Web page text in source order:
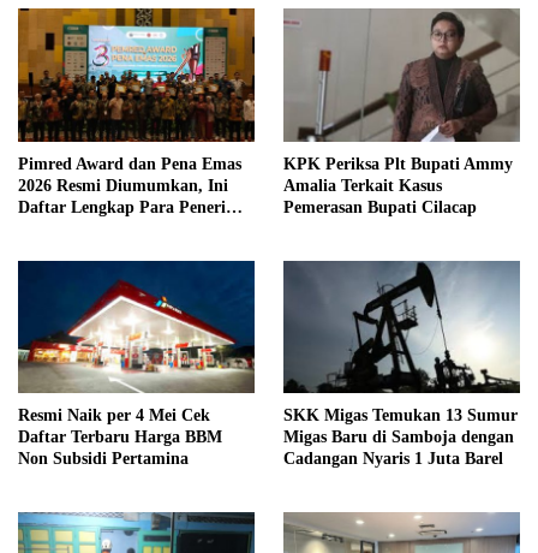
Pimred Award dan Pena Emas
2026 Resmi Diumumkan, Ini
Daftar Lengkap Para Penerima
KPK Periksa Plt Bupati Ammy
Amalia Terkait Kasus
Pemerasan Bupati Cilacap
Resmi Naik per 4 Mei Cek
Daftar Terbaru Harga BBM
Non Subsidi Pertamina
SKK Migas Temukan 13 Sumur
Migas Baru di Samboja dengan
Cadangan Nyaris 1 Juta Barel